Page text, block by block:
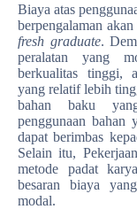
Biaya atas
berpengalaman
fresh graduate.
peralatan yang
berkualitas tinggi,
yang relatif lebih
bahan baku
penggunaan bahan
dapat berimbas
Selain itu,
metode padat
besaran biaya
modal.